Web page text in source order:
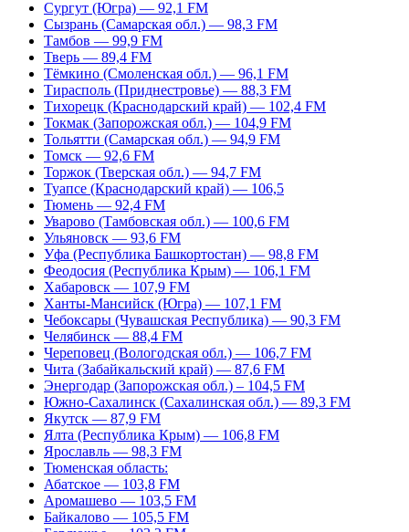
Сургут (Югра) — 92,1 FM
Сызрань (Самарская обл.) — 98,3 FM
Тамбов — 99,9 FM
Тверь — 89,4 FM
Тёмкино (Смоленская обл.) — 96,1 FM
Тирасполь (Приднестровье) — 88,3 FM
Тихорецк (Краснодарский край) — 102,4 FM
Токмак (Запорожская обл.) — 104,9 FM
Тольятти (Самарская обл.) — 94,9 FM
Томск — 92,6 FM
Торжок (Тверская обл.) — 94,7 FM
Туапсе (Краснодарский край) — 106,5
Тюмень — 92,4 FM
Уварово (Тамбовская обл.) — 100,6 FM
Ульяновск — 93,6 FM
Уфа (Республика Башкортостан) — 98,8 FM
Феодосия (Республика Крым) — 106,1 FM
Хабаровск — 107,9 FM
Ханты-Мансийск (Югра) — 107,1 FM
Чебоксары (Чувашская Республика) — 90,3 FM
Челябинск — 88,4 FM
Череповец (Вологодская обл.) — 106,7 FM
Чита (Забайкальский край) — 87,6 FM
Энергодар (Запорожская обл.) – 104,5 FM
Южно-Сахалинск (Сахалинская обл.) — 89,3 FM
Якутск — 87,9 FM
Ялта (Республика Крым) — 106,8 FM
Ярославль — 98,3 FM
Тюменская область:
Абатское — 103,8 FM
Аромашево — 103,5 FM
Байкалово — 105,5 FM